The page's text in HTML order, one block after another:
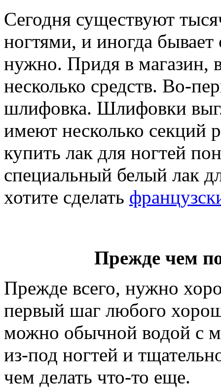
Сегодня существуют
ногтями, и иногда
нужно. Придя в магазин,
несколько средств. Во-
шлифовка. Шлифовки
имеют несколько секций
купить лак для ногтей
специальный белый лак
хотите сделать
Прежде чем
Прежде всего, нужно
первый шаг любого
можно обычной водой с
из-под ногтей и
чем делать что-то еще.